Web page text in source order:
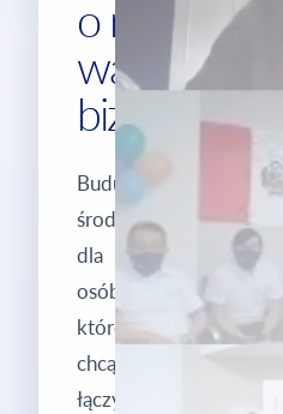
o największej
wadze
biznesowej.
Budujemy
środowisko
dla
osób,
które
chcą
łączyć